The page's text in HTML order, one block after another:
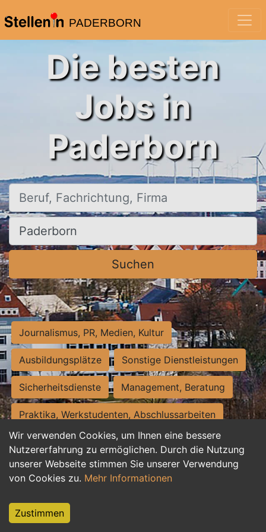
PADERBORN
Wir verwenden Cookies, um Ihnen eine bessere
Nutzererfahrung zu ermöglichen. Durch die Nutzung
unserer Webseite stimmen Sie unserer Verwendung
von Cookies zu. Mehr Informationen
Zustimmen
Die besten
Jobs in
Paderborn
Beruf, Fachrichtung, Firma
Ort, Stadt
Suchen
Journalismus, PR, Medien, Kultur
Ausbildungsplätze Sonstige Dienstleistungen
Sicherheitsdienste Management, Beratung
Praktika, Werkstudenten, Abschlussarbeiten
Personalwesen Assistenz, Sekretariat
Hilfskräfte, Aushilfs- und Nebenjobs
Weiterbildung, Studium, duale Ausbildung